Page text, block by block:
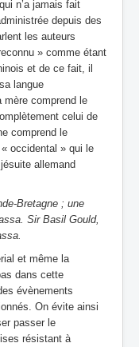
n’a jamais fait
depuis des
les auteurs
» comme étant
et de ce fait, il
langue
mère comprend le
celui de
comprend le
occidental » qui le
allemand
Bretagne ; une
Sir Basil Gould,
et même la
dans cette
évènements
On évite ainsi
passer le
résistant à